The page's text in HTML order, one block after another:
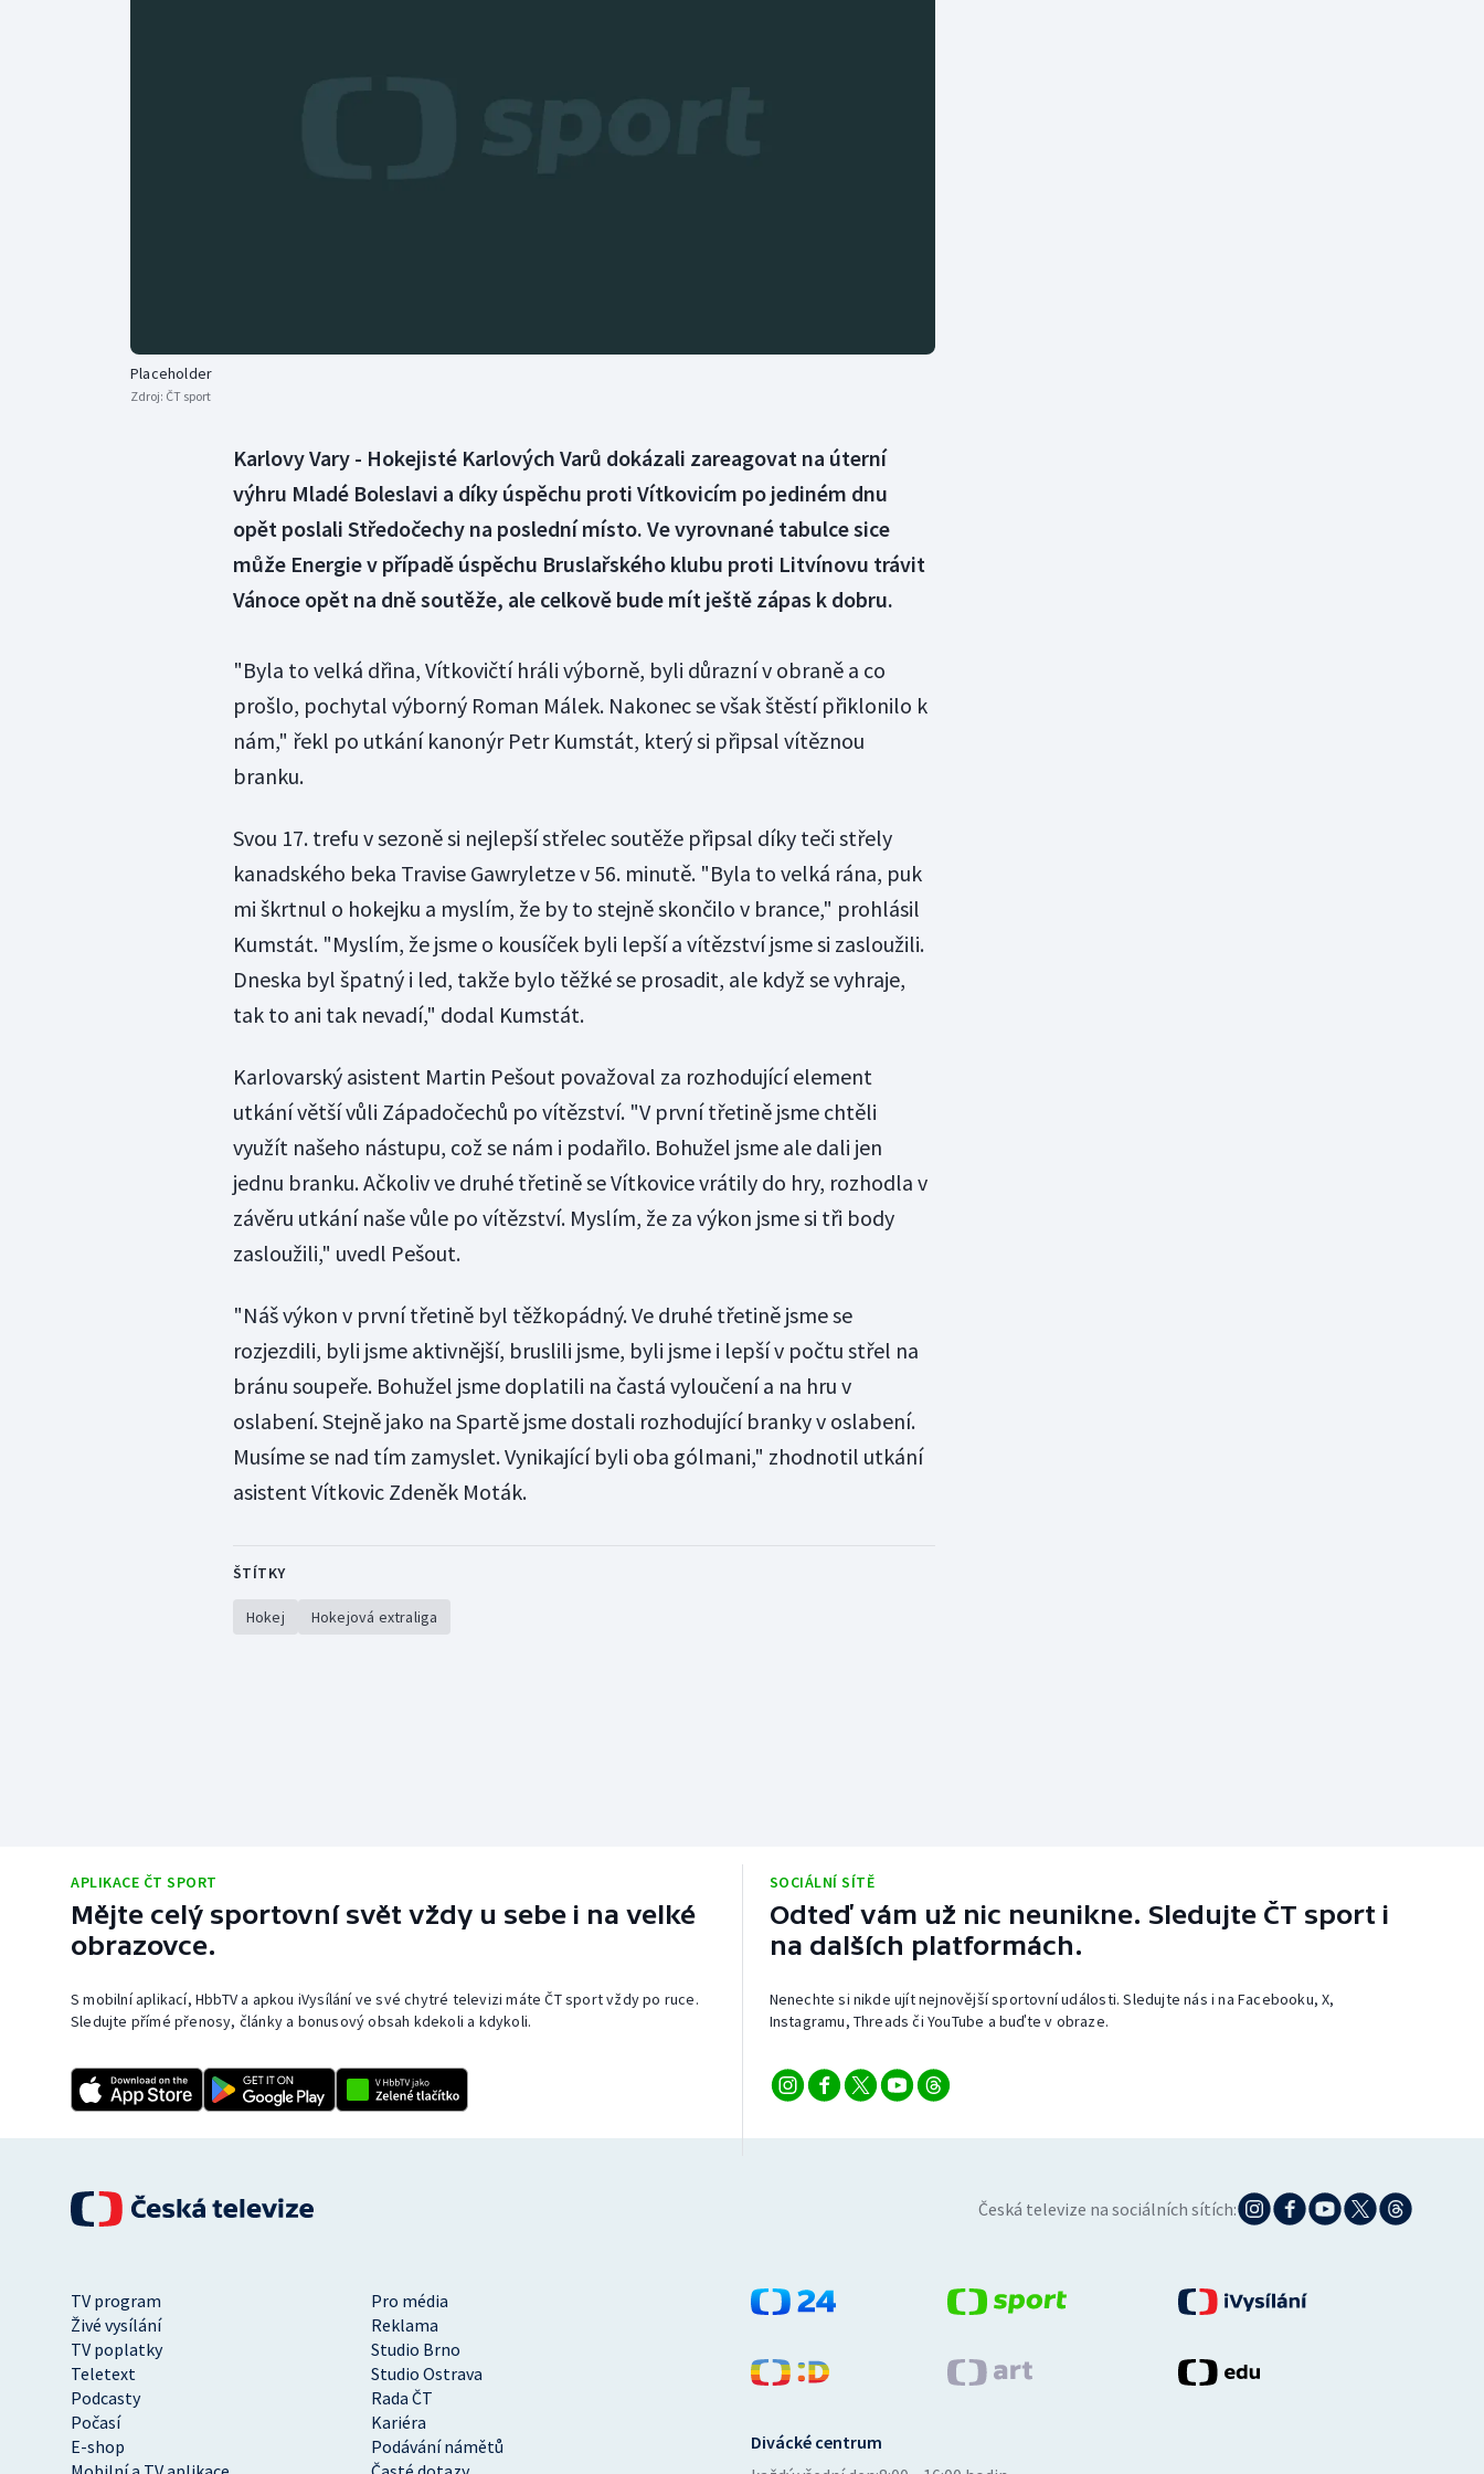
Placeholder
Zdroj: ČT sport
Karlovy Vary - Hokejisté Karlových Varů dokázali zareagovat na úterní
výhru Mladé Boleslavi a díky úspěchu proti Vítkovicím po jediném dnu
opět poslali Středočechy na poslední místo. Ve vyrovnané tabulce sice
může Energie v případě úspěchu Bruslařského klubu proti Litvínovu trávit
Vánoce opět na dně soutěže, ale celkově bude mít ještě zápas k dobru.
"Byla to velká dřina, Vítkovičtí hráli výborně, byli důrazní v obraně a co
prošlo, pochytal výborný Roman Málek. Nakonec se však štěstí přiklonilo k
nám," řekl po utkání kanonýr Petr Kumstát, který si připsal vítěznou
branku.
Svou 17. trefu v sezoně si nejlepší střelec soutěže připsal díky teči střely
kanadského beka Travise Gawryletze v 56. minutě. "Byla to velká rána, puk
mi škrtnul o hokejku a myslím, že by to stejně skončilo v brance," prohlásil
Kumstát. "Myslím, že jsme o kousíček byli lepší a vítězství jsme si zasloužili.
Dneska byl špatný i led, takže bylo těžké se prosadit, ale když se vyhraje,
tak to ani tak nevadí," dodal Kumstát.
Karlovarský asistent Martin Pešout považoval za rozhodující element
utkání větší vůli Západočechů po vítězství. "V první třetině jsme chtěli
využít našeho nástupu, což se nám i podařilo. Bohužel jsme ale dali jen
jednu branku. Ačkoliv ve druhé třetině se Vítkovice vrátily do hry, rozhodla v
závěru utkání naše vůle po vítězství. Myslím, že za výkon jsme si tři body
zasloužili," uvedl Pešout.
"Náš výkon v první třetině byl těžkopádný. Ve druhé třetině jsme se
rozjezdili, byli jsme aktivnější, bruslili jsme, byli jsme i lepší v počtu střel na
bránu soupeře. Bohužel jsme doplatili na častá vyloučení a na hru v
oslabení. Stejně jako na Spartě jsme dostali rozhodující branky v oslabení.
Musíme se nad tím zamyslet. Vynikající byli oba gólmani," zhodnotil utkání
asistent Vítkovic Zdeněk Moták.
ŠTÍTKY
Hokej Hokejová extraliga
APLIKACE ČT SPORT
Mějte celý sportovní svět vždy u sebe i na velké
obrazovce.
S mobilní aplikací, HbbTV a apkou iVysílání ve své chytré televizi máte ČT sport vždy po ruce.
Sledujte přímé přenosy, články a bonusový obsah kdekoli a kdykoli.
SOCIÁLNÍ SÍTĚ
Odteď vám už nic neunikne. Sledujte ČT sport i
na dalších platformách.
Nenechte si nikde ujít nejnovější sportovní události. Sledujte nás i na Facebooku, X,
Instagramu, Threads či YouTube a buďte v obraze.
Česká televize na sociálních sítích:
TV program
Pro média
Živé vysílání
Reklama
TV poplatky
Studio Brno
Teletext
Studio Ostrava
Podcasty
Rada ČT
Počasí
Kariéra
E-shop
Podávání námětů
Divácké centrum